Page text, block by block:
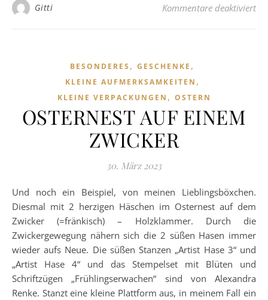
Gitti Kommentare deaktiviertfür
BESONDERES , GESCHENKE ,
KLEINE AUFMERKSAMKEITEN ,
KLEINE VERPACKUNGEN , OSTERN
OSTERNEST AUF EINEM
ZWICKER
30. März 2023
Und noch ein Beispiel, von meinen Lieblingsböxchen.
Diesmal mit 2 herzigen Häschen im Osternest auf dem
Zwicker (=fränkisch) – Holzklammer. Durch die
Zwickergewegung nähern sich die 2 süßen Hasen immer
wieder aufs Neue. Die süßen Stanzen „Artist Hase 3“ und
„Artist Hase 4“ und das Stempelset mit Blüten und
Schriftzügen „Frühlingserwachen“ sind von Alexandra
Renke. Stanzt eine kleine Plattform aus, in meinem Fall ein